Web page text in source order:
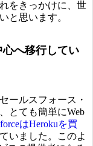
をきっかけに、世
と思います。
心へ移行してい
ールスフォース・
とても簡単にWeb
はHerokuを買
いました。このよ